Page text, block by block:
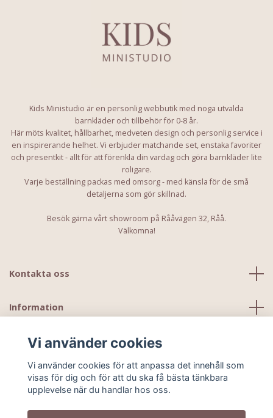
Kids Ministudio är en personlig webbutik med noga utvalda
barnkläder och tillbehör för 0-8 år.
Här möts kvalitet, hållbarhet, medveten design och personlig service i
en inspirerande helhet. Vi erbjuder matchande set, enstaka favoriter
och presentkit - allt för att förenkla din vardag och göra barnkläder lite
roligare.
Varje beställning packas med omsorg - med känsla för de små
detaljerna som gör skillnad.
Besök gärna vårt showroom på Rååvägen 32, Råå.
Välkomna!
Kontakta oss
Information
Vi använder cookies
Vi använder cookies för att anpassa det innehåll som
visas för dig och för att du ska få bästa tänkbara
upplevelse när du handlar hos oss.